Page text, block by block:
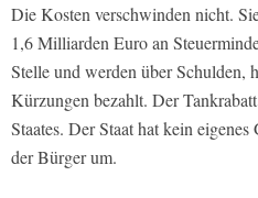
Die Kosten verschwinden nicht.
1,6 Milliarden Euro an
Stelle und werden über Schulden,
Kürzungen bezahlt. Der
Staates. Der Staat hat kein
der Bürger um.